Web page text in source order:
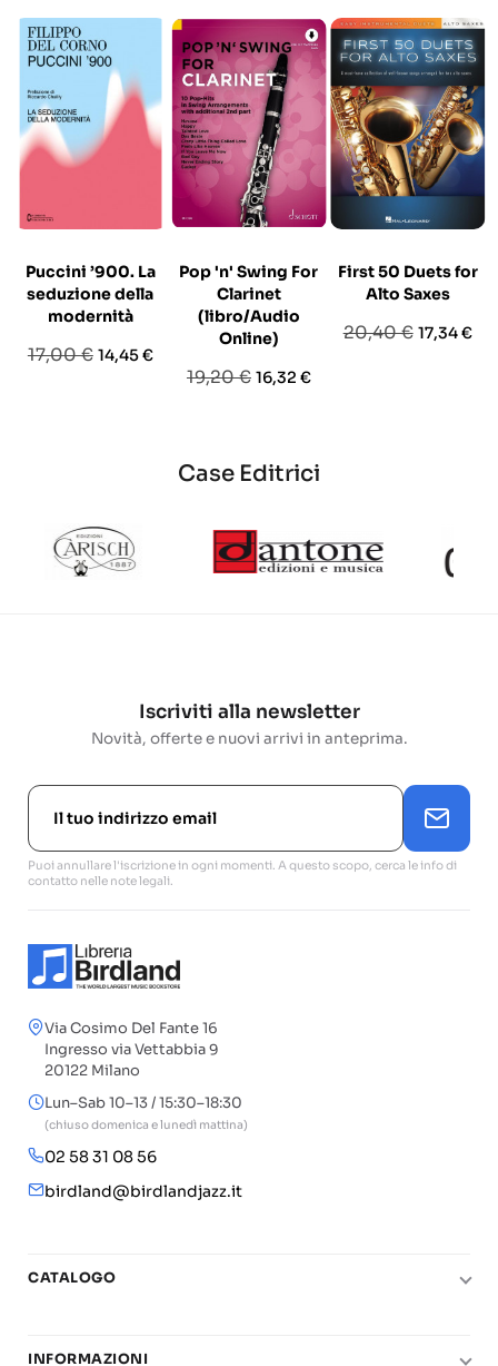
Puccini ’900. La
seduzione della
modernità
Prezzo
17,00 € Prezzo
14,45 €
Pop 'n' Swing For
Clarinet
(libro/Audio
Online)
Prezzo
19,20 € Prezzo
16,32 €
First 50 Duets for
Alto Saxes
Prezzo
20,40 € Prezzo
17,34 €
Case Editrici
Iscriviti alla newsletter
Novità, offerte e nuovi arrivi in anteprima.
Puoi annullare l'iscrizione in ogni momenti. A questo scopo, cerca le info di
contatto nelle note legali.
Via Cosimo Del Fante 16
Ingresso via Vettabbia 9
20122 Milano
Lun–Sab 10–13 / 15:30–18:30
(chiuso domenica e lunedì mattina)
02 58 31 08 56
birdland@birdlandjazz.it
CATALOGO
Chitarra
INFORMAZIONI